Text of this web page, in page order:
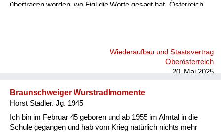
übertragen worden, wo Figl die Worte gesagt hat „Österreich
was für ein Schatz das ist, wenn man das verloren gehabt hat.
Für mich ist das sicher in meiner Einstellung ein Wendep...
Wiederaufbau und Staatsvertrag
Oberösterreich
20. Mai 2025
Braunschweiger Wurstradlmomente
Horst Stadler, Jg. 1945
Ich bin im Februar 45 geboren und ab 1955 im Almtal in die
Schule gegangen und hab vom Krieg natürlich nichts mehr